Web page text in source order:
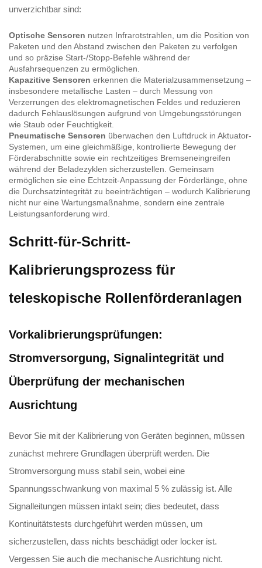
unverzichtbar sind:
Optische Sensoren nutzen Infrarotstrahlen, um die Position von
Paketen und den Abstand zwischen den Paketen zu verfolgen
und so präzise Start-/Stopp-Befehle während der
Ausfahrsequenzen zu ermöglichen.
Kapazitive Sensoren erkennen die Materialzusammensetzung –
insbesondere metallische Lasten – durch Messung von
Verzerrungen des elektromagnetischen Feldes und reduzieren
dadurch Fehlauslösungen aufgrund von Umgebungsstörungen
wie Staub oder Feuchtigkeit.
Pneumatische Sensoren überwachen den Luftdruck in Aktuator-
Systemen, um eine gleichmäßige, kontrollierte Bewegung der
Förderabschnitte sowie ein rechtzeitiges Bremseneingreifen
während der Beladezyklen sicherzustellen. Gemeinsam
ermöglichen sie eine Echtzeit-Anpassung der Förderlänge, ohne
die Durchsatzintegrität zu beeinträchtigen – wodurch Kalibrierung
nicht nur eine Wartungsmaßnahme, sondern eine zentrale
Leistungsanforderung wird.
Schritt-für-Schritt-
Kalibrierungsprozess für
teleskopische Rollenförderanlagen
Vorkalibrierungsprüfungen:
Stromversorgung, Signalintegrität und
Überprüfung der mechanischen
Ausrichtung
Bevor Sie mit der Kalibrierung von Geräten beginnen, müssen
zunächst mehrere Grundlagen überprüft werden. Die
Stromversorgung muss stabil sein, wobei eine
Spannungsschwankung von maximal 5 % zulässig ist. Alle
Signalleitungen müssen intakt sein; dies bedeutet, dass
Kontinuitätstests durchgeführt werden müssen, um
sicherzustellen, dass nichts beschädigt oder locker ist.
Vergessen Sie auch die mechanische Ausrichtung nicht.